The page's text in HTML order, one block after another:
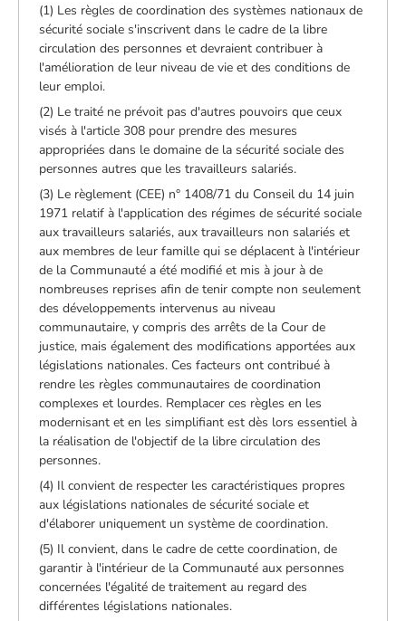
(1) Les règles de coordination des systèmes nationaux de
sécurité sociale s'inscrivent dans le cadre de la libre
circulation des personnes et devraient contribuer à
l'amélioration de leur niveau de vie et des conditions de
leur emploi.
(2) Le traité ne prévoit pas d'autres pouvoirs que ceux
visés à l'article 308 pour prendre des mesures
appropriées dans le domaine de la sécurité sociale des
personnes autres que les travailleurs salariés.
(3) Le règlement (CEE) n° 1408/71 du Conseil du 14 juin
1971 relatif à l'application des régimes de sécurité sociale
aux travailleurs salariés, aux travailleurs non salariés et
aux membres de leur famille qui se déplacent à l'intérieur
de la Communautéa été modifié et mis à jour à de
nombreuses reprises afin de tenir compte non seulement
des développements intervenus au niveau
communautaire, y compris des arrêts de la Cour de
justice, mais également des modifications apportées aux
législations nationales. Ces facteurs ont contribué à
rendre les règles communautaires de coordination
complexes et lourdes. Remplacer ces règles en les
modernisant et en les simplifiant est dès lors essentiel à
la réalisation de l'objectif de la libre circulation des
personnes.
(4) Il convient de respecter les caractéristiques propres
aux législations nationales de sécurité sociale et
d'élaborer uniquement un système de coordination.
(5) Il convient, dans le cadre de cette coordination, de
garantir à l'intérieur de la Communauté aux personnes
concernées l'égalité de traitement au regard des
différentes législations nationales.